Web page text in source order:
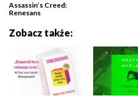
Assassin’s Creed:
Renesans
Zobacz także: